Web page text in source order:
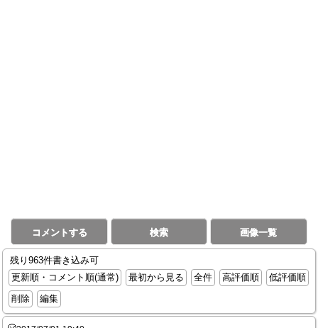
コメントする 検索 画像一覧
残り963件書き込み可
更新順・コメント順(通常)
最初から見る 全件 高評価順
低評価順
削除
編集